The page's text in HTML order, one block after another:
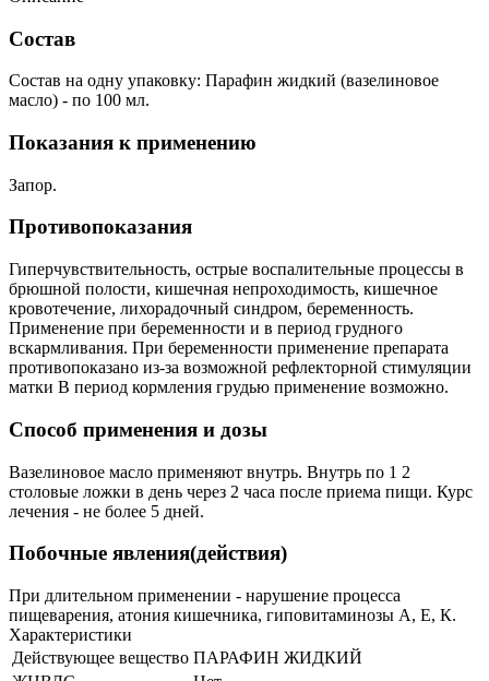
Состав
Состав на одну упаковку: Парафин жидкий (вазелиновое
масло) - по 100 мл.
Показания к применению
Запор.
Противопоказания
Гиперчувствительность, острые воспалительные процессы в
брюшной полости, кишечная непроходимость, кишечное
кровотечение, лихорадочный синдром, беременность.
Применение при беременности и в период грудного
вскармливания. При беременности применение препарата
противопоказано из-за возможной рефлекторной стимуляции
матки В период кормления грудью применение возможно.
Способ применения и дозы
Вазелиновое масло применяют внутрь. Внутрь по 1 2
столовые ложки в день через 2 часа после приема пищи. Курс
лечения - не более 5 дней.
Побочные явления(действия)
При длительном применении - нарушение процесса
пищеварения, атония кишечника, гиповитаминозы А, Е, К.
Характеристики
Действующее вещество ПАРАФИН ЖИДКИЙ